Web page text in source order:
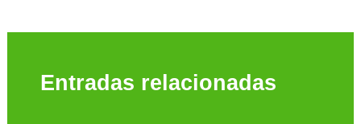
Entradas relacionadas